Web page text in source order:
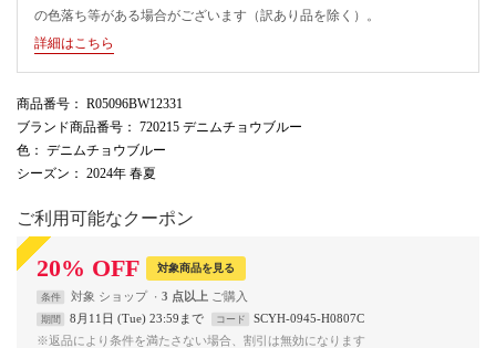
の色落ち等がある場合がございます（訳あり品を除く）。
詳細はこちら
商品番号 ： R05096BW12331
ブランド商品番号 ： 720215 デニムチョウブルー
色 ： デニムチョウブルー
シーズン ： 2024年 春夏
ご利用可能なクーポン
20% OFF 対象商品を見る
条件 対象 ショップ 3 点以上
期間 8月11日 (Tue) 23:59まで コード
SCYH-0945-H0807C
※返品により条件を満たさない場合、割引は無効になります